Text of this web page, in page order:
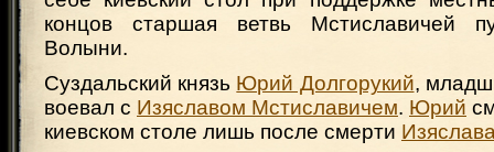
концов старшая ветвь Мстиславичей
Волыни.
Суздальский князь Юрий Долгорукий,
воевал с Изяславом Мстиславичем. Юрий
киевском столе лишь после смерти